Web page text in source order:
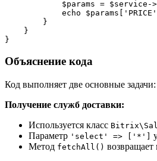
$params = $service-
echo
        }
    }
}
Объяснение кода
Код выполняет две основные
Получение служб доставки:
Используется класс
Параметр 'select' => ['*']
Метод fetchAll()